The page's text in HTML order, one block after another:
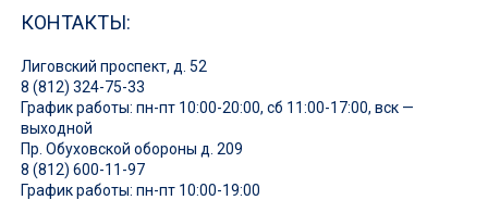
КОНТАКТЫ:
Лиговский проспект, д. 52
8 (812) 324-75-33
График работы: пн-пт 10:00-20:00, сб 11:00-17:00, вск —
выходной
Пр. Обуховской обороны д. 209
8 (812) 600-11-97
График работы: пн-пт 10:00-19:00